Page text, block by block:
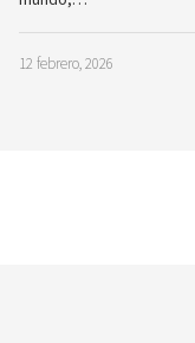
12 febrero, 2026